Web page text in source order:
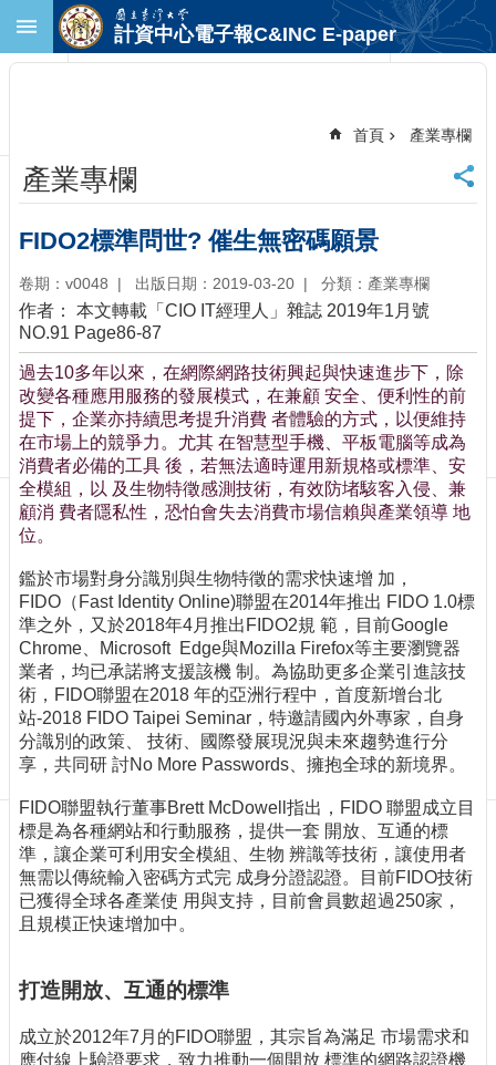
跳到主要內容區塊
首
頁
臺
大
首
頁
計
中
首
頁
聯
絡
資
訊
取
消
網
站
導
覽
最
新
息
關
於
我
們
版
物
計資中心電子報C&INC E-paper
首頁 產業專欄
產業專欄
FIDO2標準問世? 催生無密碼願景
卷期：v0048 出版日期：2019-03-20 分類：產業專欄
作者： 本文轉載「CIO IT經理人」雜誌 2019年1月號
NO.91 Page86-87
過去10多年以來，在網際網路技術興起與快速進步下，除
改變各種應用服務的發展模式，在兼顧 安全、便利性的前
提下，企業亦持續思考提升消費 者體驗的方式，以便維持
在市場上的競爭力。尤其 在智慧型手機、平板電腦等成為
消費者必備的工具 後，若無法適時運用新規格或標準、安
全模組，以 及生物特徵感測技術，有效防堵駭客入侵、兼
顧消 費者隱私性，恐怕會失去消費市場信賴與產業領導 地
位。
鑑於市場對身分識別與生物特徵的需求快速增 加，
FIDO（Fast Identity Online)聯盟在2014年推出 FIDO 1.0標
準之外，又於2018年4月推出FIDO2規 範，目前Google
Chrome、Microsoft Edge與Mozilla Firefox等主要瀏覽器
業者，均已承諾將支援該機 制。為協助更多企業引進該技
術，FIDO聯盟在2018 年的亞洲行程中，首度新增台北
站-2018 FIDO Taipei Seminar，特邀請國內外專家，自身
分識別的政策、 技術、國際發展現況與未來趨勢進行分
享，共同研 討No More Passwords、擁抱全球的新境界。
FIDO聯盟執行董事Brett McDowell指出，FIDO 聯盟成立目
標是為各種網站和行動服務，提供一套 開放、互通的標
準，讓企業可利用安全模組、生物 辨識等技術，讓使用者
無需以傳統輸入密碼方式完 成身分證認證。目前FIDO技術
已獲得全球各產業使 用與支持，目前會員數超過250家，
且規模正快速增加中。
打造開放、互通的標準
成立於2012年7月的FIDO聯盟，其宗旨為滿足 市場需求和
應付線上驗證要求，致力推動一個開放 標準的網路認證機